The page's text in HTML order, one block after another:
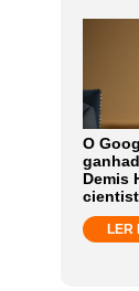
O
Demis
LER